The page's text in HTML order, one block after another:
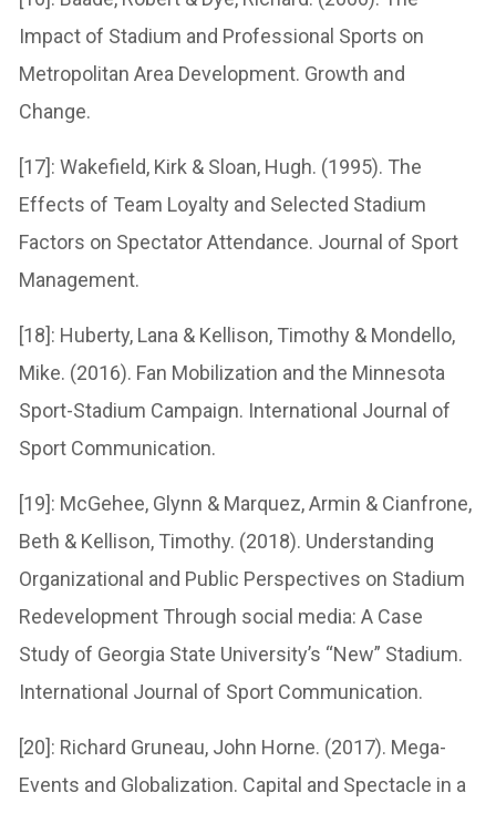
Impact of Stadium and Professional Sports on
Metropolitan Area Development. Growth and
Change.
[17]: Wakefield, Kirk & Sloan, Hugh. (1995). The
Effects of Team Loyalty and Selected Stadium
Factors on Spectator Attendance. Journal of Sport
Management.
[18]: Huberty, Lana & Kellison, Timothy & Mondello,
Mike. (2016). Fan Mobilization and the Minnesota
Sport-Stadium Campaign. International Journal of
Sport Communication.
[19]: McGehee, Glynn & Marquez, Armin & Cianfrone,
Beth & Kellison, Timothy. (2018). Understanding
Organizational and Public Perspectives on Stadium
Redevelopment Through social media: A Case
Study of Georgia State University’s “New” Stadium.
International Journal of Sport Communication.
[20]: Richard Gruneau, John Horne. (2017). Mega-
Events and Globalization. Capital and Spectacle in a